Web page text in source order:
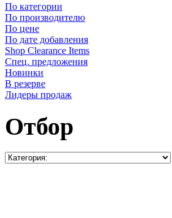
По категории
По производителю
По цене
По дате добавления
Shop Clearance Items
Спец. предложения
Новинки
В резерве
Лидеры продаж
Отбор